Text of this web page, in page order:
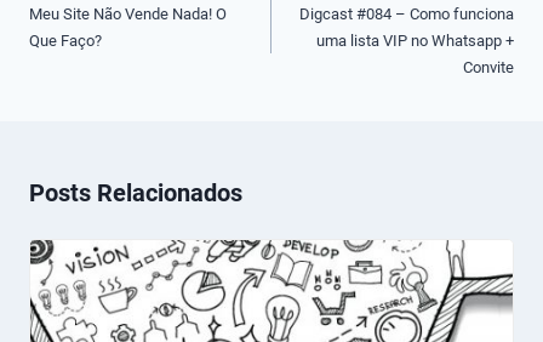
de
Post
Meu Site Não Vende Nada! O
Que Faço?
Digcast #084 – Como funciona
uma lista VIP no Whatsapp +
Convite
Posts Relacionados